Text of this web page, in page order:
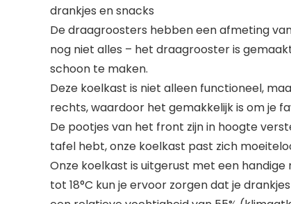
drankjes en snacks
De draagroosters hebben een afmeting
nog niet alles – het draagrooster is
schoon te maken.
Deze koelkast is niet alleen functioneel,
rechts, waardoor het gemakkelijk is om je
De pootjes van het front zijn in hoogte
tafel hebt, onze koelkast past zich
Onze koelkast is uitgerust met een
tot 18°C kun je ervoor zorgen dat je